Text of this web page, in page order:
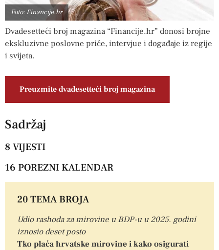
Foto: Financije.hr
Dvadesetteći broj magazina “Financije.hr” donosi brojne
ekskluzivne poslovne priče, intervjue i događaje iz regije
i svijeta.
Preuzmite dvadesetteći broj magazina
Sadržaj
8 VIJESTI
16 POREZNI KALENDAR
20 TEMA BROJA
Udio rashoda za mirovine u BDP-u u 2025. godini
iznosio deset posto
Tko plaća hrvatske mirovine i kako osigurati